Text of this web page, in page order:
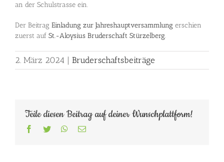
an der Schulstrasse ein.
Der Beitrag Einladung zur Jahreshauptversammlung erschien
zuerst auf St.-Aloysius Bruderschaft Stürzelberg.
2. März 2024 | Bruderschaftsbeiträge
Teile diesen Beitrag auf deiner Wunschplattform!
Facebook
Twitter WhatsApp
E-